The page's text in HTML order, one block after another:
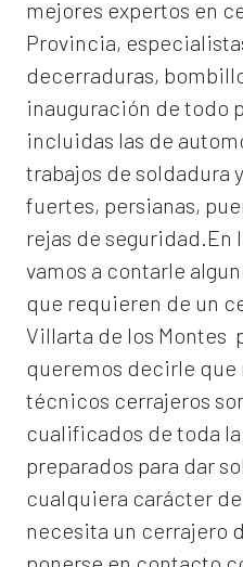
mejores expertos en
Provincia,
decerraduras,
inauguración de todo
incluidas las de
trabajos de soldadura
fuertes, persianas,
rejas de seguridad.En
vamos a contarle
que requieren de un
Villarta de los Montes
queremos decirle
técnicos cerrajeros
cualificados de toda la
preparados para dar
cualquiera carácter
necesita un cerrajero